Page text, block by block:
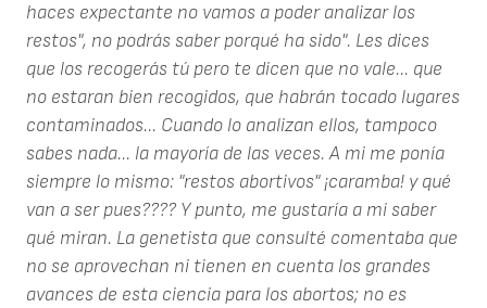
haces expectante no vamos a poder analizar los
restos", no podrás saber porqué ha sido". Les dices
que los recogerás tú pero te dicen que no vale... que
no estaran bien recogidos, que habrán tocado lugares
contaminados... Cuando lo analizan ellos, tampoco
sabes nada... la mayoría de las veces. A mi me ponía
siempre lo mismo: "restos abortivos" ¡caramba! y qué
van a ser pues???? Y punto, me gustaría a mi saber
qué miran. La genetista que consulté comentaba que
no se aprovechan ni tienen en cuenta los grandes
avances de esta ciencia para los abortos; no es